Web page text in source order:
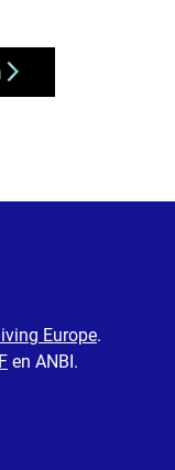
Europe.
en ANBI.